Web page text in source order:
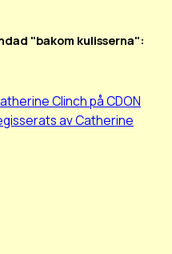
"bakom kulisserna":
Clinch på CDON
av Catherine